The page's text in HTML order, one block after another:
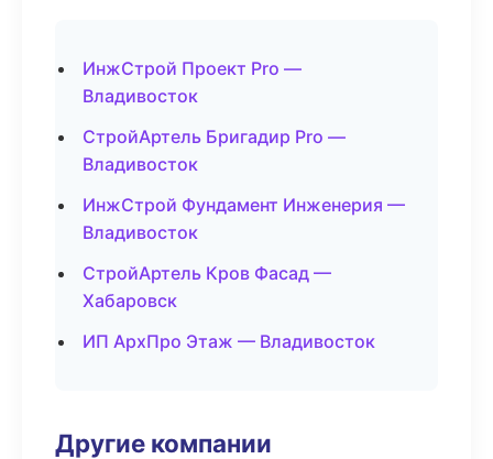
ИнжСтрой Проект Pro —
Владивосток
СтройАртель Бригадир Pro —
Владивосток
ИнжСтрой Фундамент Инженерия —
Владивосток
СтройАртель Кров Фасад —
Хабаровск
ИП АрхПро Этаж — Владивосток
Другие компании